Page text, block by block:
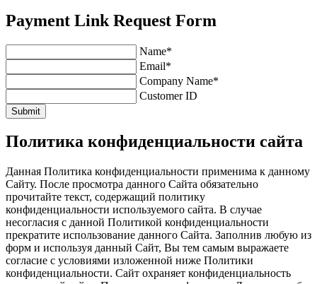
Payment Link Request Form
Name*
Email*
Company Name*
Customer ID
Submit
Политика конфиденциальности сайта
Данная Политика конфиденциальности применима к данному
Сайту. После просмотра данного Сайта обязательно
прочитайте текст, содержащий политику
конфиденциальности используемого сайта. В случае
несогласия с данной Политикой конфиденциальности
прекратите использование данного Сайта. Заполнив любую из
форм и используя данный Сайт, Вы тем самым выражаете
согласие с условиями изложенной ниже Политики
конфиденциальности. Сайт охраняет конфиденциальность